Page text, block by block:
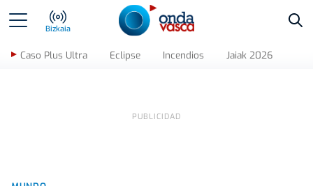
Bizkaia
Caso Plus Ultra Eclipse Incendios Jaiak 2026